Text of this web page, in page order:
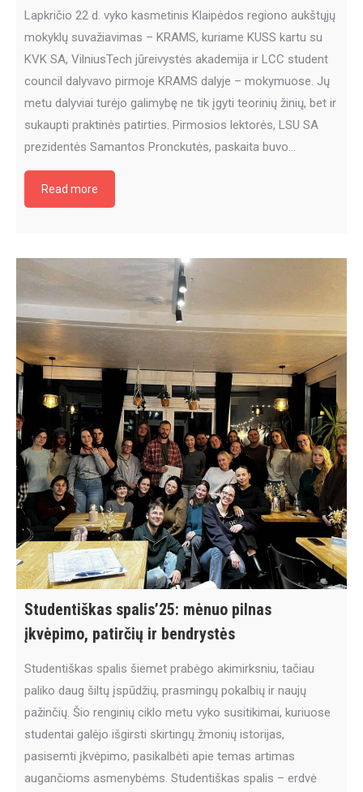
Lapkričio 22 d. vyko kasmetinis Klaipėdos regiono aukštųjų
mokyklų suvažiavimas – KRAMS, kuriame KUSS kartu su
KVK SA, VilniusTech jūreivystės akademija ir LCC student
council dalyvavo pirmoje KRAMS dalyje – mokymuose. Jų
metu dalyviai turėjo galimybę ne tik įgyti teorinių žinių, bet ir
sukaupti praktinės patirties. Pirmosios lektorės, LSU SA
prezidentės Samantos Pronckutės, paskaita buvo…
Read more
Studentiškas spalis’25: mėnuo pilnas
įkvėpimo, patirčių ir bendrystės
Studentiškas spalis šiemet prabėgo akimirksniu, tačiau
paliko daug šiltų įspūdžių, prasmingų pokalbių ir naujų
pažinčių. Šio renginių ciklo metu vyko susitikimai, kuriuose
studentai galėjo išgirsti skirtingų žmonių istorijas,
pasisemti įkvėpimo, pasikalbėti apie temas artimas
augančioms asmenybėms. Studentiškas spalis – erdvė